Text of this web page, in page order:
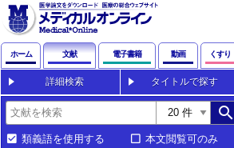
ホーム 文献 電子書籍 動画 くすり
詳細検索 タイトルで探す
search
類義語を使用する 本文閲覧可のみ